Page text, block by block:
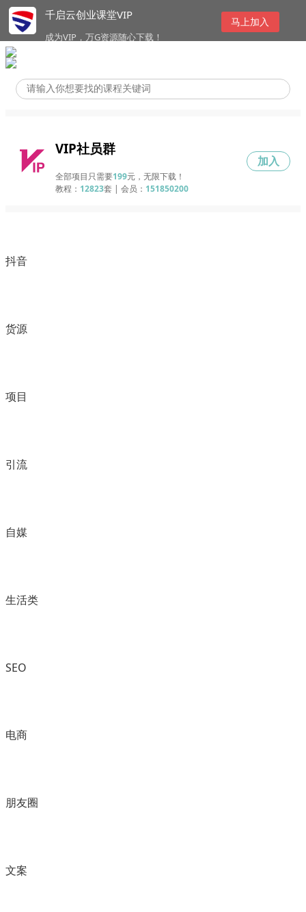
千启云创业课堂VIP
成为VIP，万G资源随心下载！
马上加入
VIP社员群
全部项目只需要199元，无限下载！
教程： 12823套 | 会员： 151850200
加入
抖音
货源
项目
引流
自媒
生活类
SEO
电商
朋友圈
文案